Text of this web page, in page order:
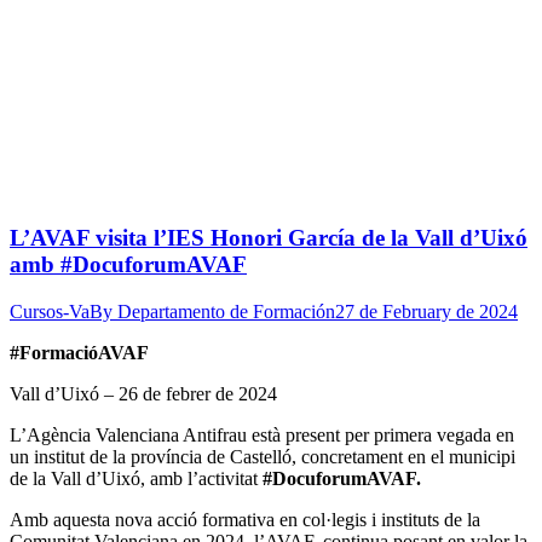
L’AVAF visita l’IES Honori García de la Vall d’Uixó
amb #DocuforumAVAF
Cursos-VaBy Departamento de Formación27 de February de 2024
#FormacióAVAF
Vall d’Uixó – 26 de febrer de 2024
L’Agència Valenciana Antifrau està present per primera vegada en
un institut de la província de Castelló, concretament en el municipi
de la Vall d’Uixó, amb l’activitat #DocuforumAVAF.
Amb aquesta nova acció formativa en col·legis i instituts de la